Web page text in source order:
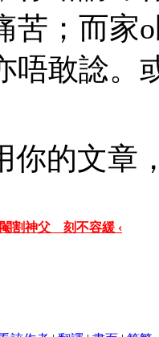
苦；而家
唔敢諗。
你的文章
閹割神父 刻不容緩 ‹